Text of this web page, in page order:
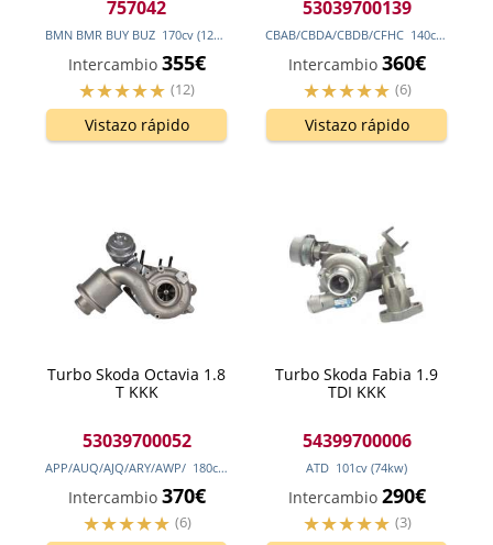
757042
BMN BMR BUY BUZ 170cv (125 kw
Intercambio 355€
(12)
Vistazo rápido
53039700139
CBAB/CBDA/CBDB/CFHC 140cv
Intercambio 360€
(6)
Vistazo rápido
Turbo Skoda Octavia 1.8
T KKK
53039700052
APP/AUQ/AJQ/ARY/AWP/ 180cv
Intercambio 370€
(6)
Turbo Skoda Fabia 1.9
TDI KKK
54399700006
ATD 101cv (74kw)
Intercambio 290€
(3)